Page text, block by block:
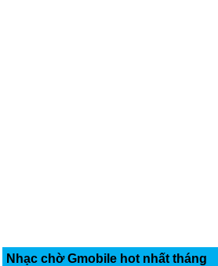
Nhạc chờ Gmobile hot nhất tháng